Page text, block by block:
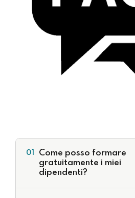
01
Come posso formare
gratuitamente i miei
dipendenti?